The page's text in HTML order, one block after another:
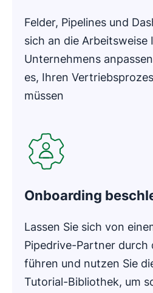
Felder, Pipelines und
sich an die Arbeitsweise
Unternehmens
es, Ihren
müssen
Onboarding
Lassen Sie sich von
Pipedrive-Partner durch
führen und nutzen Sie
Tutorial-Bibliothek, um